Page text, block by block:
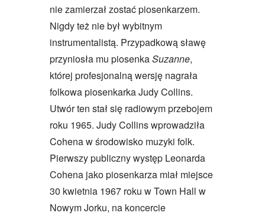
nie zamierzał zostać piosenkarzem.
Nigdy też nie był wybitnym
instrumentalistą. Przypadkową sławę
przyniosła mu piosenkaSuzanne,
której profesjonalną wersję nagrała
folkowa piosenkarka Judy Collins.
Utwór ten stał się radiowym przebojem
roku 1965. Judy Collins wprowadziła
Cohena w środowisko muzyki folk.
Pierwszy publiczny występ Leonarda
Cohena jako piosenkarza miał miejsce
30 kwietnia 1967 roku w Town Hall w
Nowym Jorku, na koncercie